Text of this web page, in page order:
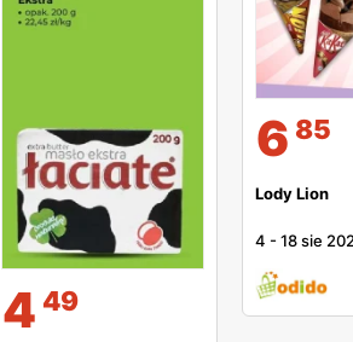
4 49
6 85
Lody Lion
4 -18 sie